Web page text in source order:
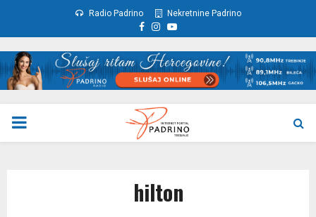
Radio Padrino Nekretnine Padrino
Facebook
Instagram
Youtube
PRIMARY
hilton